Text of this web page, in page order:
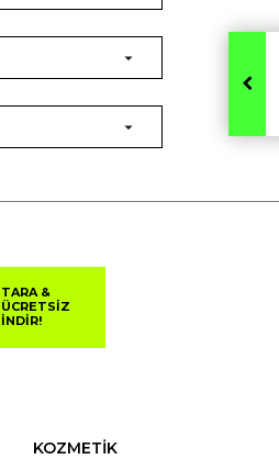
TARA &
ÜCRETSİZ
İNDİR!
KOZMETİK